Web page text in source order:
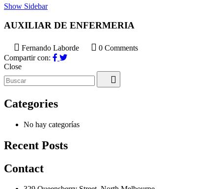
Show Sidebar
AUXILIAR DE ENFERMERIA
Fernando Laborde
0 Comments
Compartir con:
Close
Categories
No hay categorías
Recent Posts
Contact